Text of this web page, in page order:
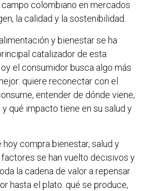
colombiano en mercados
la calidad y la sostenibilidad.
y bienestar se ha
catalizador de esta
el consumidor busca algo más
quiere reconectar con el
entender de dónde viene,
qué impacto tiene en su salud y
hoy compra bienestar, salud y
se han vuelto decisivos y
la cadena de valor a repensar
hasta el plato: qué se produce,